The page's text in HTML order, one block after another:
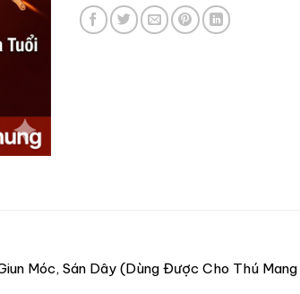
Móc, Sán Dây (Dùng Được Cho Thú